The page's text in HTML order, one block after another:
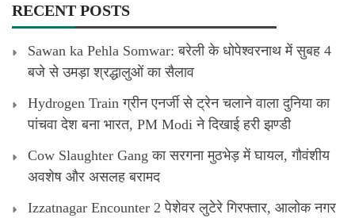
RECENT POSTS
Sawan ka Pehla Somwar: बरेली के धोपेश्वरनाथ में सुबह 4
बजे से उमड़ा श्रद्धालुओं का सैलाव
Hydrogen Train ग्रीन एनर्जी से ट्रेन चलाने वाला दुनिया का
पांचवा देश बना भारत, PM Modi ने दिखाई हरी झण्डी
Cow Slaughter Gang का सरगना मुठभेड़ में घायल, गौवंशीय
अवशेष और असलह बरामद
Izzatnagar Encounter 2 पेशेवर लुटेरे गिरफ्तार, आलोक नगर